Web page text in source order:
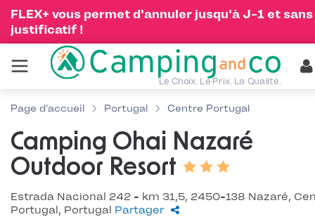
FLEX+ vous permet d'annuler jusqu'à J-1 et sans
justificatif !
Le Choix. Le Prix. La Qualité.
Page d'accueil Portugal Centre Portugal
Camping Ohai Nazaré
Outdoor Resort
Estrada Nacional 242 - km 31,5, 2450-138 Nazaré,
Portugal, Portugal Partager